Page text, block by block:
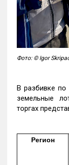
Фото: © Igor
В разбивке по
земельные
торгах
Регион